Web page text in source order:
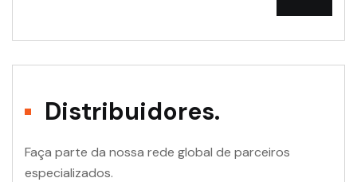
Distribuidores.
Faça parte da nossa rede global de parceiros
especializados.